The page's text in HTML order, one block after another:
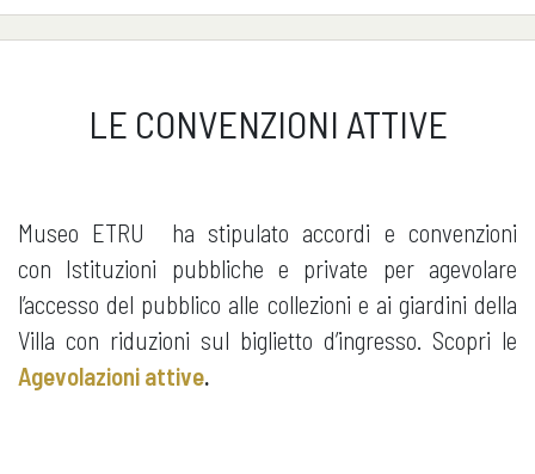
LE CONVENZIONI ATTIVE
Museo ETRU ha stipulato accordi e convenzioni
con Istituzioni pubbliche e private per agevolare
l’accesso del pubblico alle collezioni e ai giardini della
Villa con riduzioni sul biglietto d’ingresso. Scopri le
Agevolazioni attive.